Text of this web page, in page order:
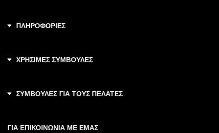
ΠΛΗΡΟΦΟΡΙΕΣ
ΧΡΗΣΙΜΕΣ ΣΥΜΒΟΥΛΕΣ
ΣΥΜΒΟΥΛΕΣ ΓΙΑ ΤΟΥΣ ΠΕΛΑΤΕΣ
ΓΙΑ ΕΠΙΚΟΙΝΩΝΙΑ ΜΕ ΕΜΑΣ